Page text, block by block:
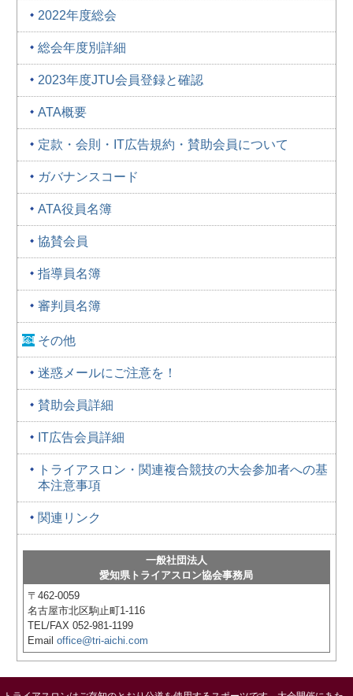
2022年度総会
総会年度別詳細
2023年度JTU会員登録と確認
ATA概要
定款・会則・IT広告規約・賛助会員について
ガバナンスコード
ATA役員名簿
協賛会員
指導員名簿
審判員名簿
その他
迷惑メールにご注意を！
賛助会員詳細
IT広告会員詳細
トライアスロン・関連複合競技の大会参加者への基
本注意事項
関連リンク
一般社団法人
愛知県トライアスロン協会事務局
〒462-0059
名古屋市北区駒止町1-116
TEL/FAX 052-981-1199
Emailoffice@tri-aichi.com